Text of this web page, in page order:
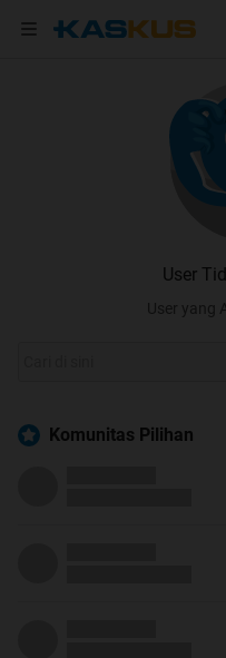
User
User yang
Komunitas Pilihan